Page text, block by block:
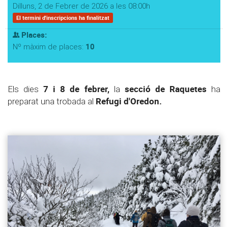
Dilluns, 2 de Febrer de 2026 a les 08:00h
El termini d'inscripcions ha finalitzat
Places:
Nº màxim de places: 10
Els dies7 i 8 de febrer,la secció de Raquetes ha
preparat una trobada al Refugi d'Oredon.